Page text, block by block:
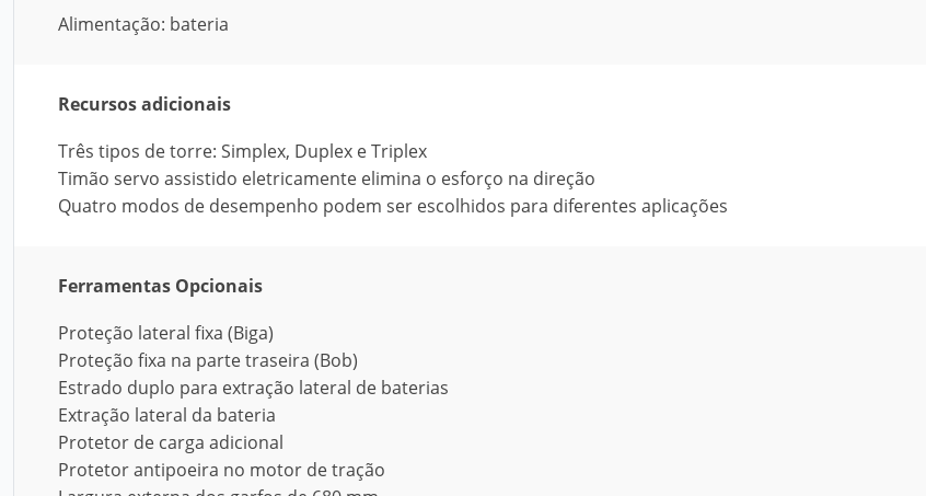
Alimentação: bateria
Recursos adicionais
Três tipos de torre: Simplex, Duplex e Triplex
Timão servo assistido eletricamente elimina o esforço na direção
Quatro modos de desempenho podem ser escolhidos para diferentes aplicações
Ferramentas Opcionais
Proteção lateral fixa (Biga)
Proteção fixa na parte traseira (Bob)
Estrado duplo para extração lateral de baterias
Extração lateral da bateria
Protetor de carga adicional
Protetor antipoeira no motor de tração